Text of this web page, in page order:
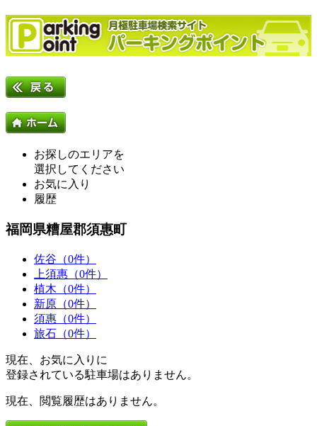
お探しのエリアを
選択してください
お気に入り
履歴
福岡県糟屋郡須惠町
佐谷（0件）
上須惠（0件）
植木（0件）
新原（0件）
須惠（0件）
旅石（0件）
現在、お気に入りに
登録されている駐車場はありません。
現在、閲覧履歴はありません。